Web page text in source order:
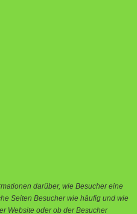
darüber, wie Besucher eine
Seiten Besucher wie häufig und wie
Website oder ob der Besucher